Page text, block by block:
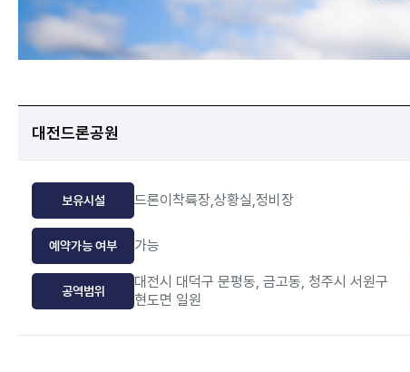
대전드론공원
보유시설 드론이착륙장,상황실,정비장
예약가능 여부 가능
공역범위
대전시 대덕구 문평동, 금고동, 청주시 서원구
현도면 일원